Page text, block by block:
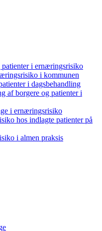
i ernæringsrisiko
i kommunen
i dagsbehandling
af borgere og patienter i
i ernæringsrisiko
hos indlagte patienter på
i almen praksis